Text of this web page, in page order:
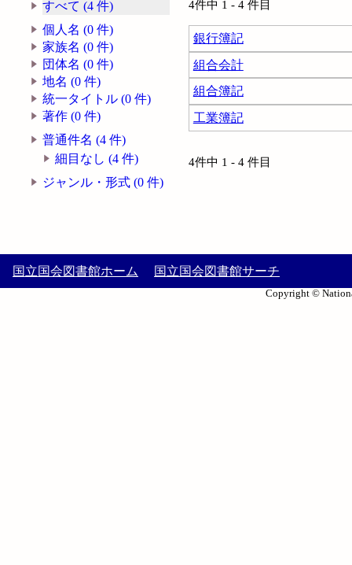
すべて (4 件)
個人名 (0 件)
家族名 (0 件)
団体名 (0 件)
地名 (0 件)
統一タイトル (0 件)
著作 (0 件)
普通件名 (4 件)
細目なし (4 件)
ジャンル・形式 (0 件)
4件中 1 - 4 件目
銀行簿記
組合会計
組合簿記
工業簿記
4件中 1 - 4 件目
国立国会図書館ホーム 国立国会図書館サーチ
Copyright ©